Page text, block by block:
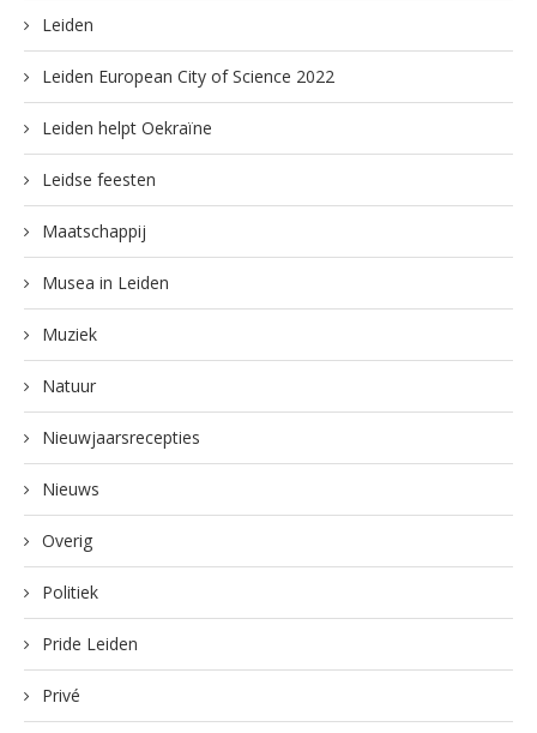
Leiden
Leiden European City of Science 2022
Leiden helpt Oekraïne
Leidse feesten
Maatschappij
Musea in Leiden
Muziek
Natuur
Nieuwjaarsrecepties
Nieuws
Overig
Politiek
Pride Leiden
Privé